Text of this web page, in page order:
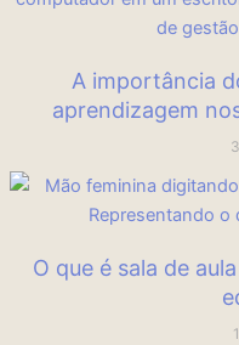
A importância
aprendizagem
O que é sala de